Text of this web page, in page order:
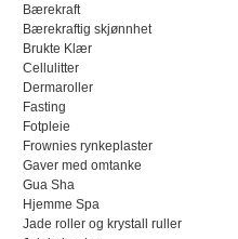
Bærekraft
Bærekraftig skjønnhet
Brukte Klær
Cellulitter
Dermaroller
Fasting
Fotpleie
Frownies rynkeplaster
Gaver med omtanke
Gua Sha
Hjemme Spa
Jade roller og krystall ruller